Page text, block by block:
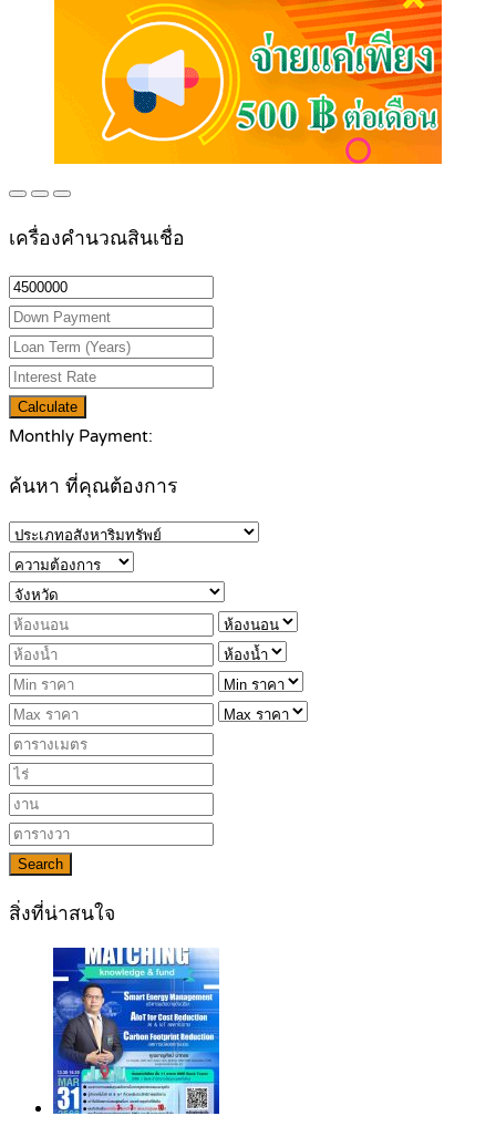
เครื่องคำนวณสินเชื่อ
Calculate
Monthly Payment:
ค้นหา ที่คุณต้องการ
Search
สิ่งที่น่าสนใจ